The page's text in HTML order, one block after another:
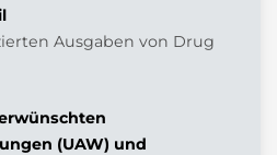
Ausgaben von Drug
(UAW) und